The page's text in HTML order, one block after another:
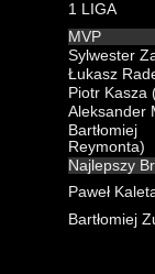
1 LIGA
MVP
Sylwester
Łukasz
Piotr Kasza
Aleksander
Reymonta)
Najlepszy
Paweł
Bartłomiej